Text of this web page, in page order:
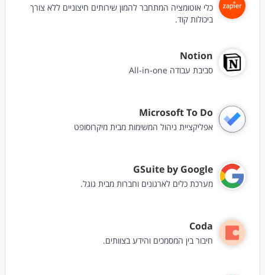
כלי אוטומציה המתחבר להמון שירותים חיצוניים ללא צורך
ביכולות קוד.
Notion
סביבת עבודה All-in-one
Microsoft To Do
אפליקציית ניהול המשימות מבית מיקרוסופט
GSuite by Google
מערכת כלים לארגונים וחברות מבית גוגל.
Coda
חיבור בין המסמכים והידע בצוותים.